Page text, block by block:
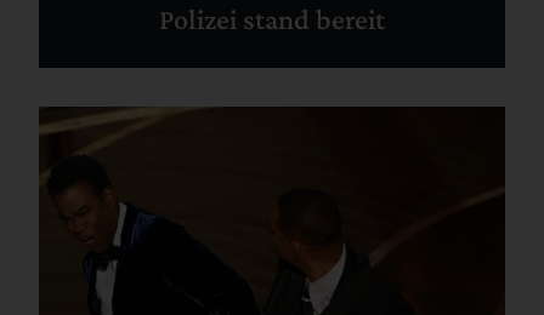
Polizei stand bereit